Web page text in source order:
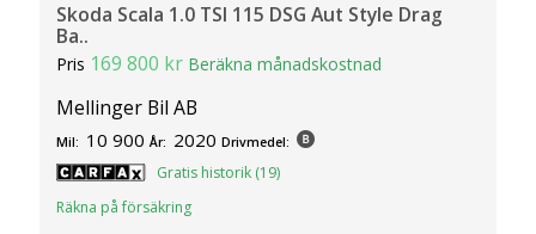
Skoda Scala 1.0 TSI 115 DSG Aut Style Drag
Ba..
Pris 169 800 kr Beräkna månadskostnad
Mellinger Bil AB
Mil: 10 900 År: 2020 Drivmedel:
Gratis historik (19)
Räkna på försäkring